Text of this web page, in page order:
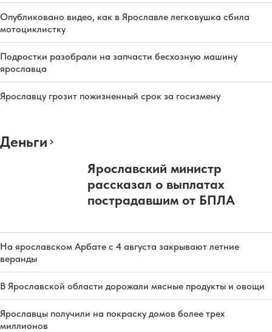
Опубликовано видео, как в Ярославле легковушка сбила
мотоциклистку
Подростки разобрали на запчасти бесхозную машину
ярославца
Ярославцу грозит пожизненный срок за госизмену
Деньги
Ярославский министр
рассказал о выплатах
пострадавшим от БПЛА
На ярославском Арбате с 4 августа закрывают летние
веранды
В Ярославской области дорожали мясные продукты и овощи
Ярославцы получили на покраску домов более трех
миллионов